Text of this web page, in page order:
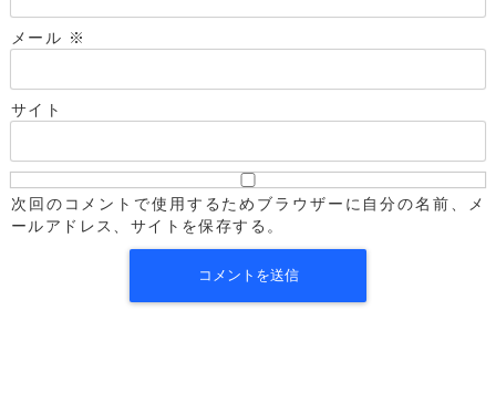
メール ※
サイト
次回のコメントで使用するためブラウザーに自分の名前、メ
ールアドレス、サイトを保存する。